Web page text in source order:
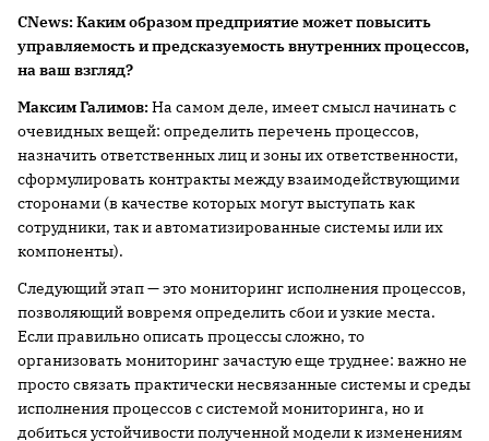
CNews: Каким образом предприятие может повысить
управляемость и предсказуемость внутренних процессов,
на ваш взгляд?
Максим Галимов:На самом деле, имеет смысл начинать с
очевидных вещей: определить перечень процессов,
назначить ответственных лиц и зоны их ответственности,
сформулировать контракты между взаимодействующими
сторонами (в качестве которых могут выступать как
сотрудники, так и автоматизированные системы или их
компоненты).
Следующий этап — это мониторинг исполнения процессов,
позволяющий вовремя определить сбои и узкие места.
Если правильно описать процессы сложно, то
организовать мониторинг зачастую еще труднее: важно не
просто связать практически несвязанные системы и среды
исполнения процессов с системой мониторинга, но и
добиться устойчивости полученной модели к изменениям